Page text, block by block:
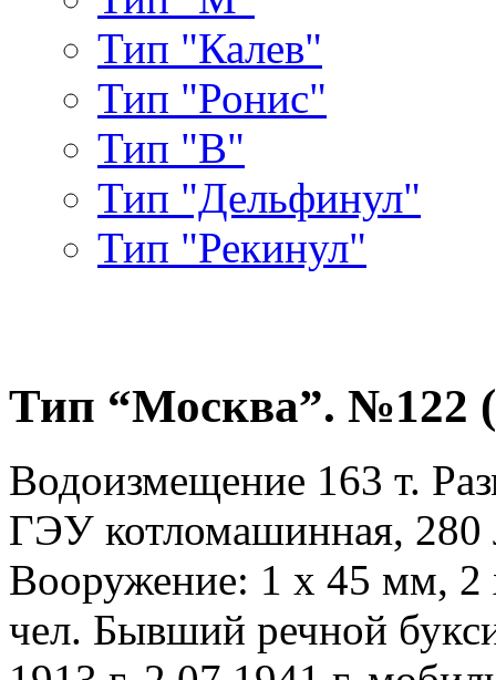
Тип "Калев"
Тип "Ронис"
Тип "В"
Тип "Дельфинул"
Тип "Рекинул"
Тип “Москва”. №122
Водоизмещение 163 т.
ГЭУ котломашинная, 280
Вооружение: 1 х 45 мм,
чел. Бывший речной